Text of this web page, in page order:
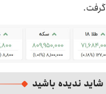
شاید ندیده باشید